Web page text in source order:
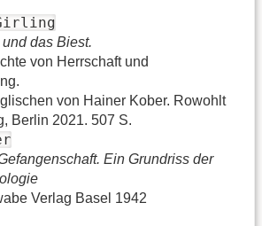
das Biest.
von Herrschaft und
von Hainer Kober. Rowohlt
Berlin 2021. 507 S.
Ein Grundriss der
Verlag Basel 1942